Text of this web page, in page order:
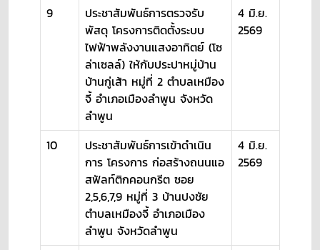
9
ประชาสัมพันธ์การตรวจรับ
พัสดุ โครงการติดตั้งระบบ
ไฟฟ้าพลังงานแสงอาทิตย์ (โซ
ล่าเซลล์) ให้กับประปาหมู่บ้าน
บ้านกู่เส้า หมู่ที่ 2 ตำบลเหมือง
จี้ อำเภอเมืองลำพูน จังหวัด
ลำพูน
4 มิ.ย.
2569
10
ประชาสัมพันธ์การเข้าดำเนิน
การ โครงการ ก่อสร้างถนนแอ
สฟัลท์ติกคอนกรีต ซอย
2,5,6,7,9 หมู่ที่ 3 บ้านปงชัย
ตำบลเหมืองจี้ อำเภอเมือง
ลำพูน จังหวัดลำพูน
4 มิ.ย.
2569